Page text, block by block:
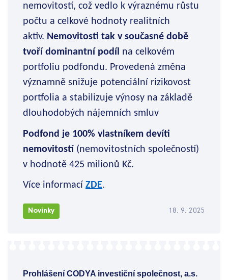
nemovitostí, což vedlo k výraznému růstu
počtu a celkové hodnoty realitních
aktiv. Nemovitosti tak v současné době
tvoří dominantní podíl na celkovém
portfoliu podfondu. Provedená změna
významně snižuje potenciální rizikovost
portfolia a stabilizuje výnosy na základě
dlouhodobých nájemních smluv
Podfond je 100% vlastníkem devíti
nemovitostí (nemovitostních společností)
v hodnotě 425 milionů Kč.
Více informací ZDE.
Novinky 18. 9. 2025
Prohlášení CODYA investiční společnost, a.s.